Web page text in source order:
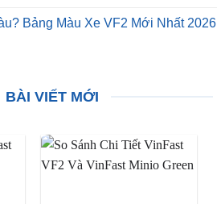
Bảng Màu Xe VF2 Mới Nhất 2026
BÀI VIẾT MỚI